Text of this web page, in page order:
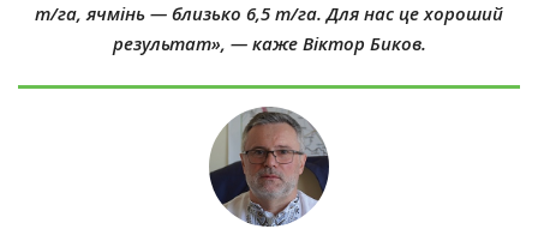
т/га, ячмінь — близько 6,5 т/га. Для нас це хороший
результат», — каже Віктор Биков.